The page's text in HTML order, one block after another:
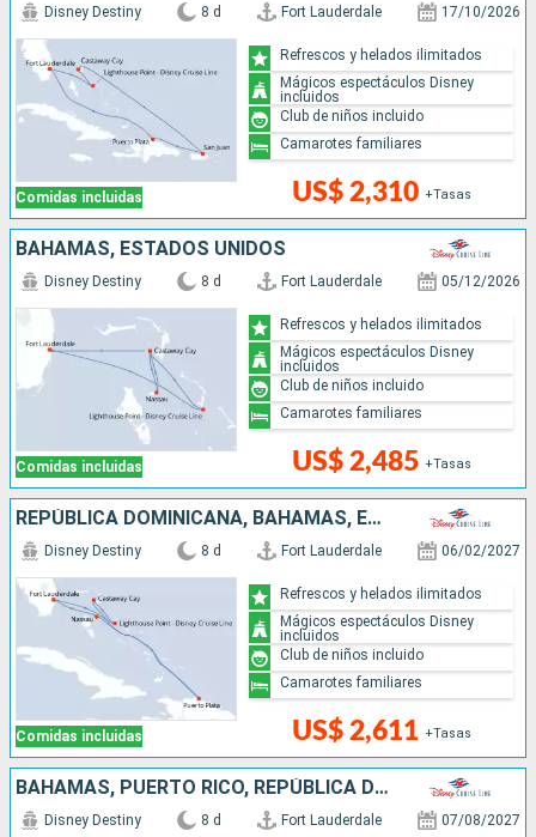
Comidas incluidas
Disney Destiny 8 d Fort Lauderdale 17/10/2026
US$ 2,310 +Tasas
Refrescos y helados ilimitados
Mágicos espectáculos Disney
incluidos
Club de niños incluido
Camarotes familiares
BAHAMAS, ESTADOS UNIDOS
Comidas incluidas
Disney Destiny 8 d Fort Lauderdale 05/12/2026
US$ 2,485 +Tasas
Refrescos y helados ilimitados
Mágicos espectáculos Disney
incluidos
Club de niños incluido
Camarotes familiares
REPÚBLICA DOMINICANA, BAHAMAS, ESTADOS UNIDOS
Comidas incluidas
Disney Destiny 8 d Fort Lauderdale 06/02/2027
US$ 2,611 +Tasas
Refrescos y helados ilimitados
Mágicos espectáculos Disney
incluidos
Club de niños incluido
Camarotes familiares
BAHAMAS, PUERTO RICO, REPÚBLICA DOMINICANA, ESTADOS UNIDOS
Disney Destiny 8 d Fort Lauderdale 07/08/2027